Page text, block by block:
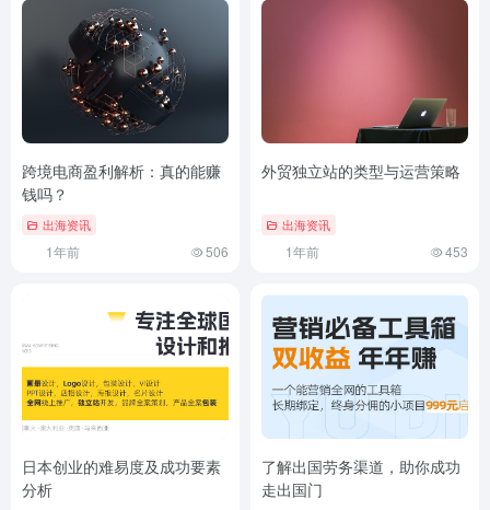
跨境电商盈利解析：真的能赚
钱吗？
出海资讯
1年前 506
外贸独立站的类型与运营策略
出海资讯
1年前 453
日本创业的难易度及成功要素
分析
了解出国劳务渠道，助你成功
走出国门